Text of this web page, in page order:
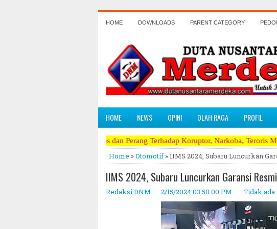
HOME DOWNLOADS PARENT CATEGORY
HOME NEWS OPINI OLAH RAGA PROFIL
Terpanas dan Perang Terhadap Koruptor, Narkoba, Teroris Musuh Rakyat
Home »Otomotif » IIMS 2024, Subaru Luncurkan
IIMS 2024, Subaru Luncurkan Garansi
Redaksi DNM 2/15/2024 03:50:00 PM Tidak